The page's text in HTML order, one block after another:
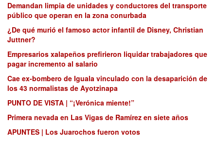
Demandan limpia de unidades y conductores del transporte
público que operan en la zona conurbada
¿De qué murió el famoso actor infantil de Disney, Christian
Juttner?
Empresarios xalapeños prefirieron liquidar trabajadores que
pagar incremento al salario
Cae ex-bombero de Iguala vinculado con la desaparición de
los 43 normalistas de Ayotzinapa
PUNTO DE VISTA | “¡Verónica miente!”
Primera nevada en Las Vigas de Ramírez en siete años
APUNTES | Los Juarochos fueron votos